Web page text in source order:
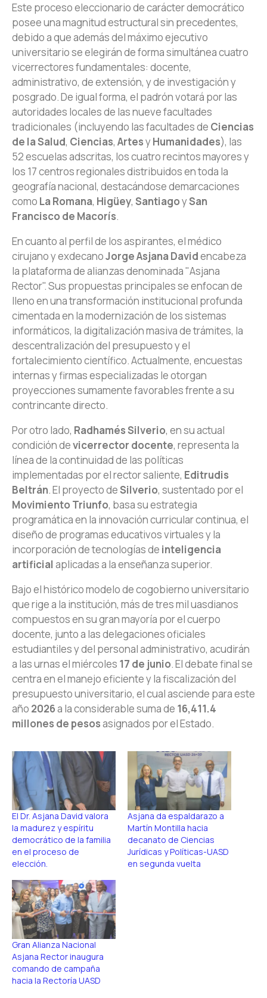
Este proceso eleccionario de carácter democrático
posee una magnitud estructural sin precedentes,
debido a que además del máximo ejecutivo
universitario se elegirán de forma simultánea cuatro
vicerrectores fundamentales: docente,
administrativo, de extensión, y de investigación y
posgrado. De igual forma, el padrón votará por las
autoridades locales de las nueve facultades
tradicionales (incluyendo las facultades de Ciencias
de la Salud, Ciencias, ArtesyHumanidades), las
52 escuelas adscritas, los cuatro recintos mayores y
los 17 centros regionales distribuidos en toda la
geografía nacional, destacándose demarcaciones
como La Romana, Higüey, SantiagoySan
Francisco de Macorís.
En cuanto al perfil de los aspirantes, el médico
cirujano y exdecanoJorge Asjana Davidencabeza
la plataforma de alianzas denominada "Asjana
Rector". Sus propuestas principales se enfocan de
lleno en una transformación institucional profunda
cimentada en la modernización de los sistemas
informáticos, la digitalización masiva de trámites, la
descentralización del presupuesto y el
fortalecimiento científico. Actualmente, encuestas
internas y firmas especializadas le otorgan
proyecciones sumamente favorables frente a su
contrincante directo.
Por otro lado, Radhamés Silverio, en su actual
condición devicerrector docente, representa la
línea de la continuidad de las políticas
implementadas por el rector saliente, Editrudis
Beltrán. El proyecto deSilverio, sustentado por el
Movimiento Triunfo, basa su estrategia
programática en la innovación curricular continua, el
diseño de programas educativos virtuales y la
incorporación de tecnologías de inteligencia
artificial aplicadas a la enseñanza superior.
Bajo el histórico modelo de cogobierno universitario
que rige a la institución, más de tres mil uasdianos
compuestos en su gran mayoría por el cuerpo
docente, junto a las delegaciones oficiales
estudiantiles y del personal administrativo, acudirán
a las urnas el miércoles 17 de junio. El debate final se
centra en el manejo eficiente y la fiscalización del
presupuesto universitario, el cual asciende para este
año 2026a la considerable suma de 16,411.4
millones de pesosasignados por el Estado.
El Dr. Asjana David valora
la madurez y espíritu
democrático de la familia
en el proceso de
elección.
Asjana da espaldarazo a
Martín Montilla hacia
decanato de Ciencias
Jurídicas y Políticas-UASD
en segunda vuelta
Gran Alianza Nacional
Asjana Rector inaugura
comando de campaña
hacia la Rectoría UASD